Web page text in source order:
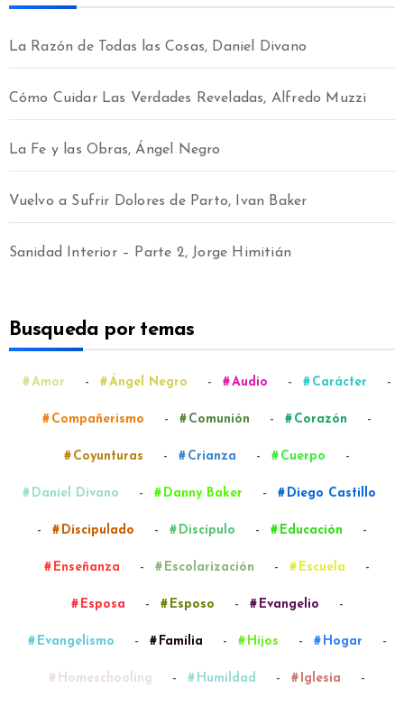
La Razón de Todas las Cosas, Daniel Divano
Cómo Cuidar Las Verdades Reveladas, Alfredo Muzzi
La Fe y las Obras, Ángel Negro
Vuelvo a Sufrir Dolores de Parto, Ivan Baker
Sanidad Interior – Parte 2, Jorge Himitián
Busqueda por temas
Amor - Ángel Negro - Audio - Carácter -
Compañerismo - Comunión - Corazón -
Coyunturas - Crianza - Cuerpo -
Daniel Divano - Danny Baker - Diego Castillo
- Discipulado - Discípulo - Educación -
Enseñanza - Escolarización - Escuela -
Esposa - Esposo - Evangelio -
Evangelismo - Familia - Hijos - Hogar -
Homeschooling - Humildad - Iglesia -